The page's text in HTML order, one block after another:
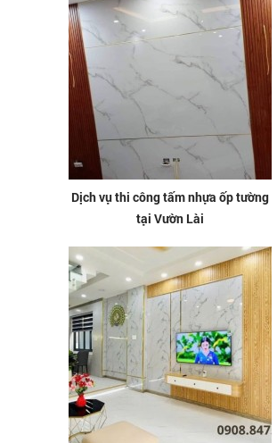
Dịch vụ thi công tấm nhựa ốp tường
tại Vườn Lài